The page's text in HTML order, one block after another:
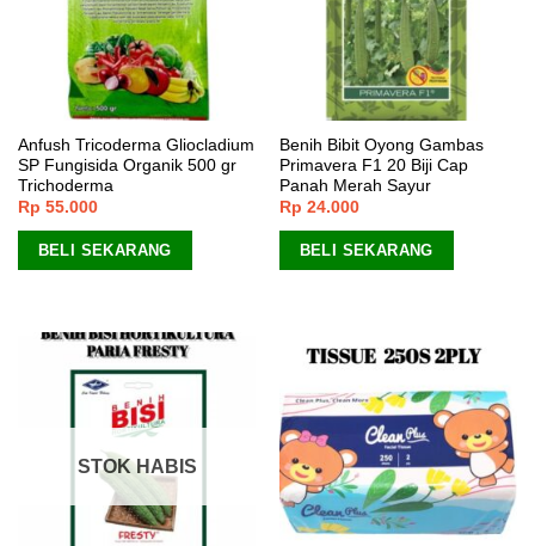
Anfush Tricoderma Gliocladium
SP Fungisida Organik 500 gr
Trichoderma
Rp 55.000
BELI SEKARANG
Benih Bibit Oyong Gambas
Primavera F1 20 Biji Cap
Panah Merah Sayur
Rp 24.000
BELI SEKARANG
STOK HABIS